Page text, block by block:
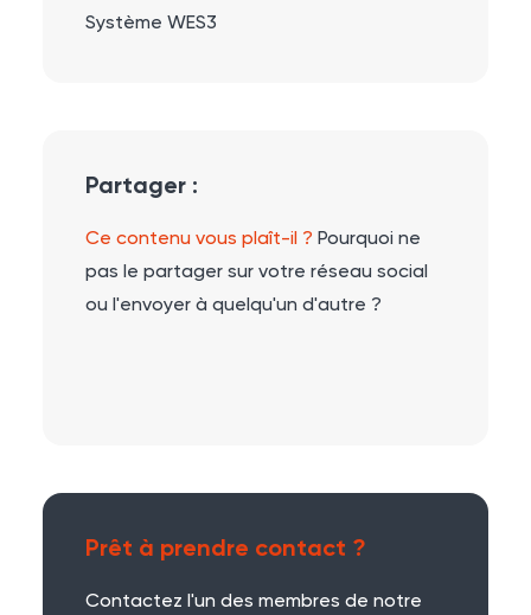
Système WES3
Partager :
Ce contenu vous plaît-il ? Pourquoi ne
pas le partager sur votre réseau social
ou l'envoyer à quelqu'un d'autre ?
Prêt à prendre contact ?
Contactez l'un des membres de notre